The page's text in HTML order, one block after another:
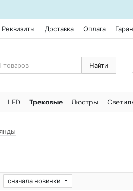
Реквизиты Доставка Оплата
Найти
LED Трековые Люстры
сначала новинки